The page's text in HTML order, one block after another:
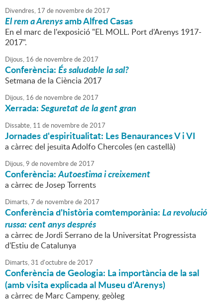
Divendres, 17 de novembrede2017
El rem a Arenysamb Alfred Casas
En el marc de l'exposició "EL MOLL. Port d'Arenys 1917-
2017".
Dijous, 16 de novembrede2017
Conferència:És saludable la sal?
Setmana de la Ciència 2017
Dijous, 16 de novembrede2017
Xerrada:Seguretat de la gent gran
Dissabte, 11 de novembrede2017
Jornades d'espiritualitat: Les Benaurances V i VI
a càrrec del jesuïta Adolfo Chercoles (en castellà)
Dijous,9 de novembrede2017
Conferència:Autoestima i creixement
a càrrec de Josep Torrents
Dimarts,7 de novembrede2017
Conferència d'història comtemporània:La revolució
russa: cent anys després
a càrrec de Jordi Serrano de la Universitat Progressista
d'Estiu de Catalunya
Dimarts,31 d'octubrede2017
Conferència de Geologia: La importància de la sal
(amb visita explicada al Museu d'Arenys)
a càrrec de Marc Campeny, geòleg